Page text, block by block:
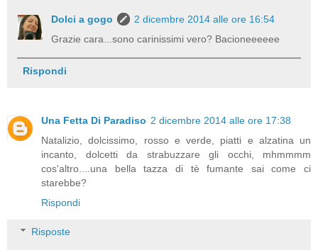
Dolci a gogo
2 dicembre 2014 alle ore 16:54
Grazie cara...sono carinissimi vero? Bacioneeeeee
Rispondi
Una Fetta Di Paradiso 2 dicembre 2014 alle ore 17:38
Natalizio, dolcissimo, rosso e verde, piatti e alzatina un
incanto, dolcetti da strabuzzare gli occhi, mhmmmm
cos'altro....una bella tazza di tè fumante sai come ci
starebbe?
Rispondi
Risposte